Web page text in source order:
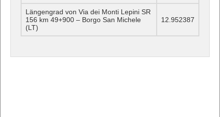
Längengrad von Via dei Monti Lepini SR
156 km 49+900 – Borgo San Michele
(LT)
12.952387